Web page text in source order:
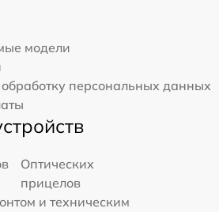
модели
персональных данных
Оптических
прицелов
и техническим